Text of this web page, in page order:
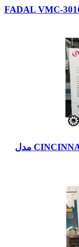
دستگاه CNC فرزعمودی 3محور CINCINNATI مدل